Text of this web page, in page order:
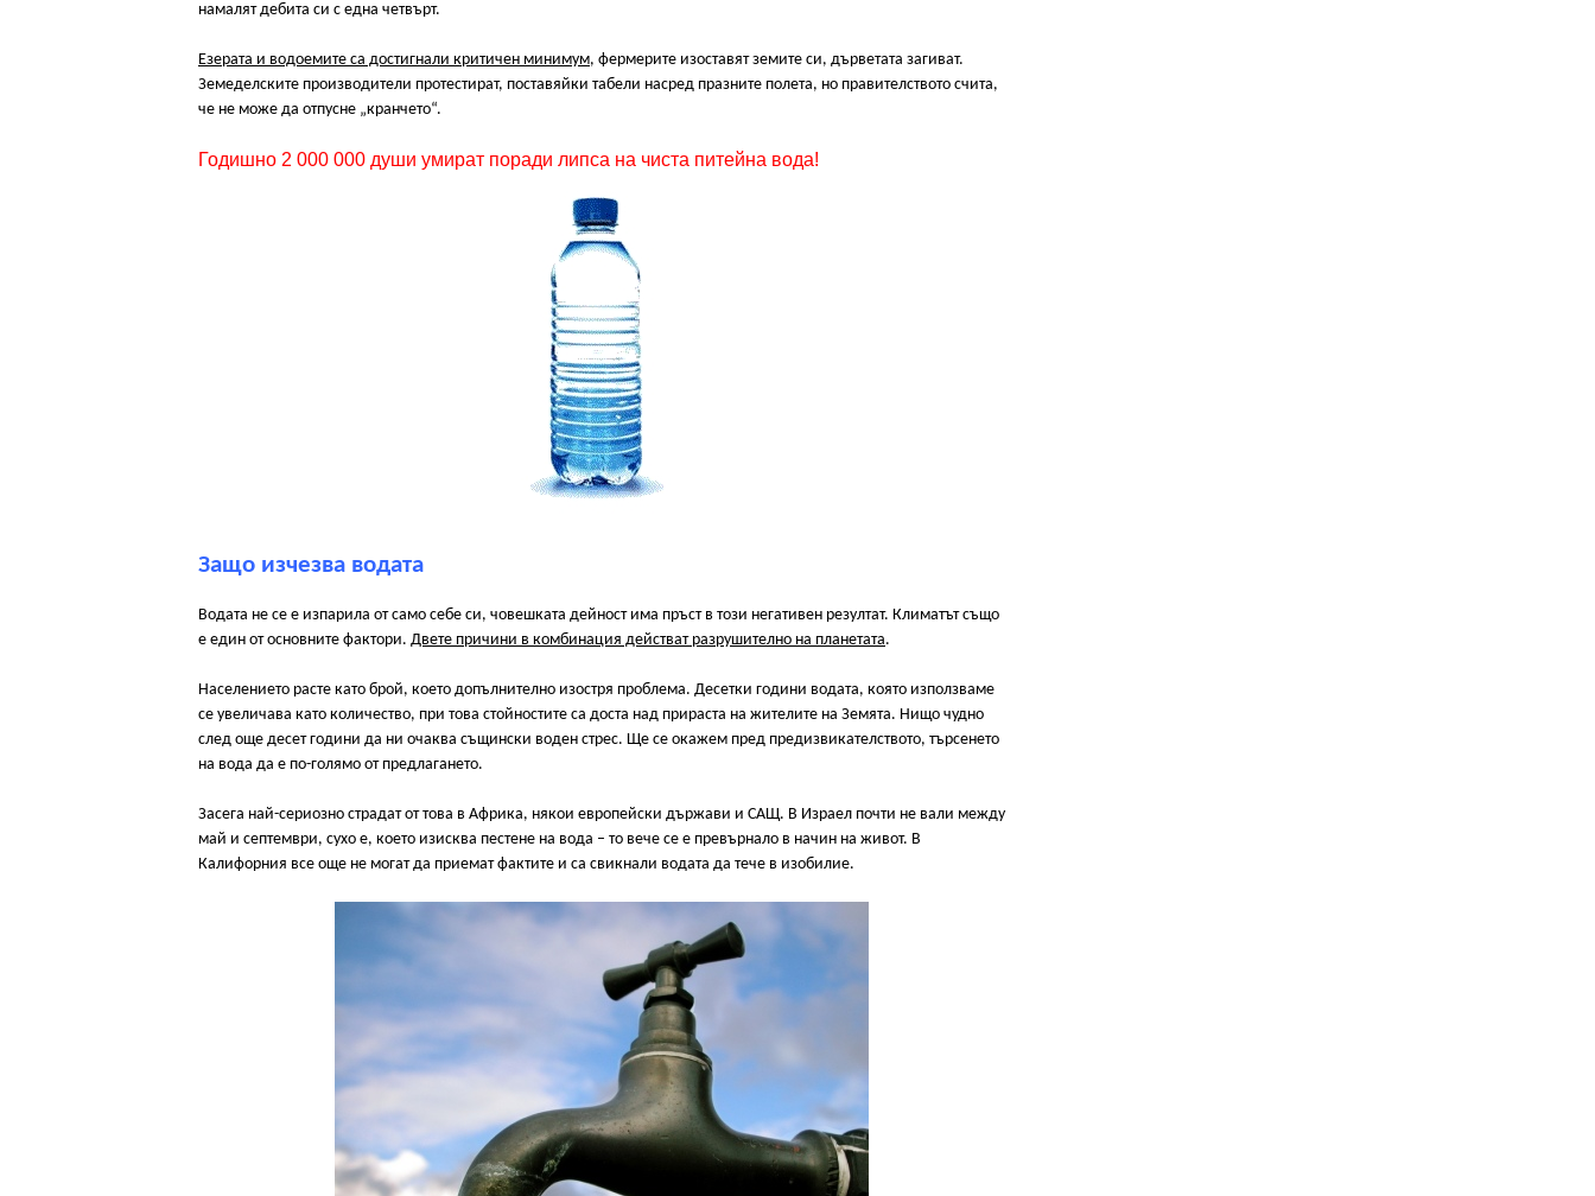
намалят дебита си с една четвърт.
Езерата и водоемите са достигнали критичен минимум, фермерите изоставят земите си, дърветата загиват.
Земеделските производители протестират, поставяйки табели насред празните полета, но правителството счита,
че не може да отпусне „кранчето“.
Годишно 2 000 000 души умират поради липса на чиста питейна вода!
Защо изчезва водата
Водата не се е изпарила от само себе си, човешката дейност има пръст в този негативен резултат. Климатът също
е един от основните фактори. Двете причини в комбинация действат разрушително на планетата.
Населението расте като брой, което допълнително изостря проблема. Десетки години водата, която използваме
се увеличава като количество, при това стойностите са доста над прираста на жителите на Земята. Нищо чудно
след още десет години да ни очаква същински воден стрес. Ще се окажем пред предизвикателството, търсенето
на вода да е по-голямо от предлагането.
Засега най-сериозно страдат от това в Африка, някои европейски държави и САЩ. В Израел почти не вали между
май и септември, сухо е, което изисква пестене на вода – то вече се е превърнало в начин на живот. В
Калифорния все още не могат да приемат фактите и са свикнали водата да тече в изобилие.